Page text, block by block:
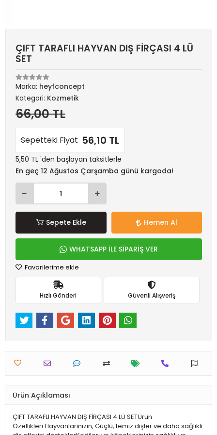
ÇIFT TARAFLI HAYVAN DIŞ FİRÇASI 4 LÜ
SET
Marka: heyfconcept
Kategori: Kozmetik
66,00 TL
Sepetteki Fiyat 56,10 TL
5,50 TL 'den başlayan taksitlerle
En geç 12 Ağustos Çarşamba günü kargoda!
Sepete Ekle Hemen Al
WHATSAPP İLE SİPARİŞ VER
Favorilerime ekle
Hızlı Gönderi Güvenli Alışveriş
Ürün Açıklaması
ÇIFT TARAFLI HAYVAN DIŞ FİRÇASI 4 LÜ SETÜrün
Özellikleri:Hayvanlarınızın, Güçlü, temiz dişler ve daha sağlıklı